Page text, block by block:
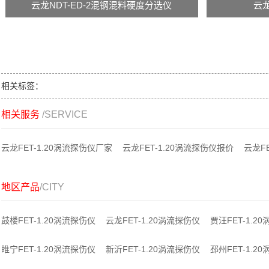
云龙NDT-ED-2混钢混料硬度分选仪 云
相关标签：
相关服务 /SERVICE
云龙FET-1.20涡流探伤仪厂家 云龙FET-1.20涡流探伤仪报价 云龙
地区产品/CITY
鼓楼FET-1.20涡流探伤仪 云龙FET-1.20涡流探伤仪 贾汪FET-1.20
睢宁FET-1.20涡流探伤仪 新沂FET-1.20涡流探伤仪 邳州FET-1.20